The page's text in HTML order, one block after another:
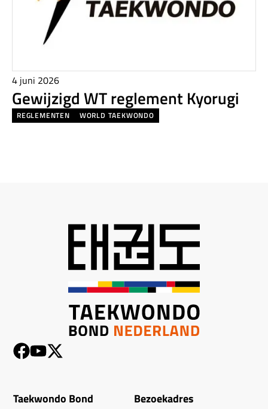
4 juni 2026
Gewijzigd WT reglement Kyorugi
REGLEMENTEN WORLD TAEKWONDO
Taekwondo Bond
Bezoekadres